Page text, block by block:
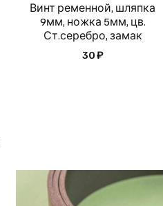
Винт ременной, шляпка
9мм, ножка 5мм, цв.
Ст.серебро, замак
30 ₽